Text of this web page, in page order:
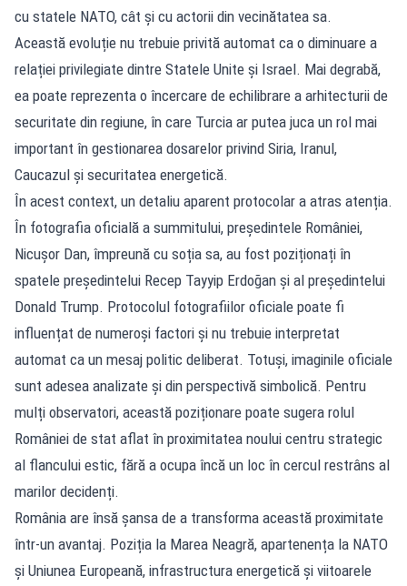
cu statele NATO, cât și cu actorii din vecinătatea sa.
Această evoluție nu trebuie privită automat ca o diminuare a
relației privilegiate dintre Statele Unite și Israel. Mai degrabă,
ea poate reprezenta o încercare de echilibrare a arhitecturii de
securitate din regiune, în care Turcia ar putea juca un rol mai
important în gestionarea dosarelor privind Siria, Iranul,
Caucazul și securitatea energetică.
În acest context, un detaliu aparent protocolar a atras atenția.
În fotografia oficială a summitului, președintele României,
Nicușor Dan, împreună cu soția sa, au fost poziționați în
spatele președintelui Recep Tayyip Erdoğan și al președintelui
Donald Trump. Protocolul fotografiilor oficiale poate fi
influențat de numeroși factori și nu trebuie interpretat
automat ca un mesaj politic deliberat. Totuși, imaginile oficiale
sunt adesea analizate și din perspectivă simbolică. Pentru
mulți observatori, această poziționare poate sugera rolul
României de stat aflat în proximitatea noului centru strategic
al flancului estic, fără a ocupa încă un loc în cercul restrâns al
marilor decidenți.
România are însă șansa de a transforma această proximitate
într-un avantaj. Poziția la Marea Neagră, apartenența la NATO
și Uniunea Europeană, infrastructura energetică și viitoarele